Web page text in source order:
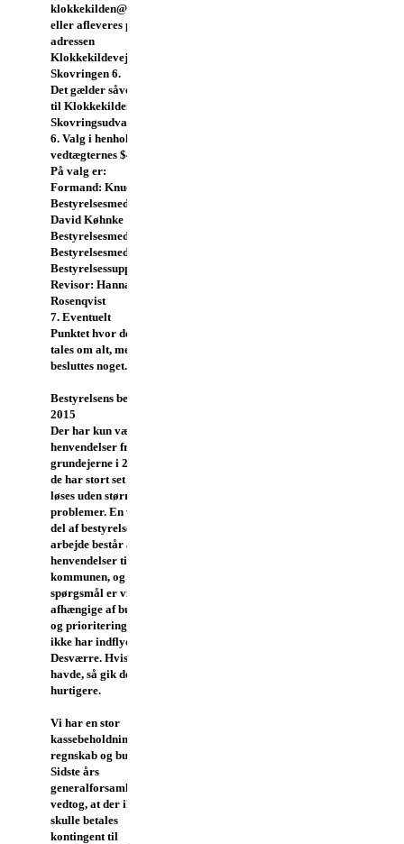
klokkekilden@yahoo.dk
eller afleveres på
adressen
Klokkekildevej 64 eller
Skovringen 6.
Det gælder såvel forslag
til Klokkekilden som til
Skovringsudvalget.
6. Valg i henhold til
vedtægternes $4.
På valg er:
Formand: Knud Bille
Bestyrelsesmedlem:
David Køhnke
Bestyrelsesmedlem:
Bestyrelsesmedlem:
Bestyrelsessuppleant:
Revisor: Hanna
Rosenqvist
7. Eventuelt
Punktet hvor der kan
tales om alt, men ikke
besluttes noget.
Bestyrelsens beretning
2015
Der har kun været få
henvendelser fra
grundejerne i 2015, og
de har stort set kunnet
løses uden større
problemer. En væsentlig
del af bestyrelsens
arbejde består af
henvendelser til og fra
kommunen, og i mange
spørgsmål er vi
afhængige af budgetter
og prioriteringer som vi
ikke har indflydelse på.
Desværre. Hvis vi
havde, så gik det lidt
hurtigere.
Vi har en stor
kassebeholdning –
regnskab og budget
Sidste års
generalforsamling
vedtog, at der ikke
skulle betales
kontingent til